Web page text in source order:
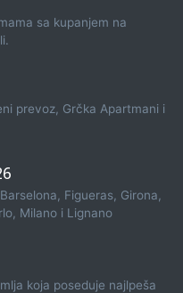
sa kupanjem na
prevoz, Grčka Apartmani i
Figueras, Girona,
Milano i Lignano
koja poseduje najlpeša